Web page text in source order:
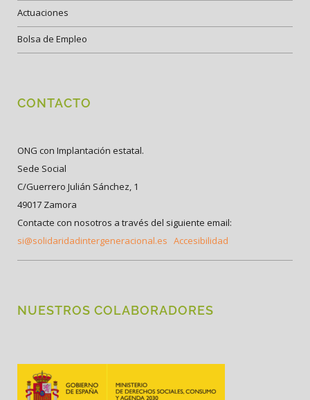
Actuaciones
Bolsa de Empleo
CONTACTO
ONG con Implantación estatal.
Sede Social
C/Guerrero Julián Sánchez, 1
49017 Zamora
Contacte con nosotros a través del siguiente email:
si@solidaridadintergeneracional.es Accesibilidad
NUESTROS COLABORADORES